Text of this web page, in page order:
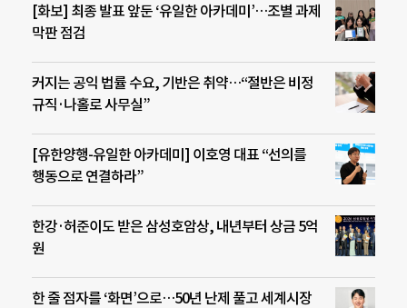
[화보] 최종 발표 앞둔 ‘유일한 아카데미’…조별 과제
막판 점검
커지는 공익 법률 수요, 기반은 취약…“절반은 비정
규직·나홀로 사무실”
[유한양행-유일한 아카데미] 이호영 대표 “선의를
행동으로 연결하라”
한강·허준이도 받은 삼성호암상, 내년부터 상금 5억
원
한 줄 점자를 ‘화면’으로…50년 난제 풀고 세계시장